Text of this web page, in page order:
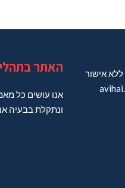
אישור
האתר
אנו עושים כל
ונתקלת בבעיה